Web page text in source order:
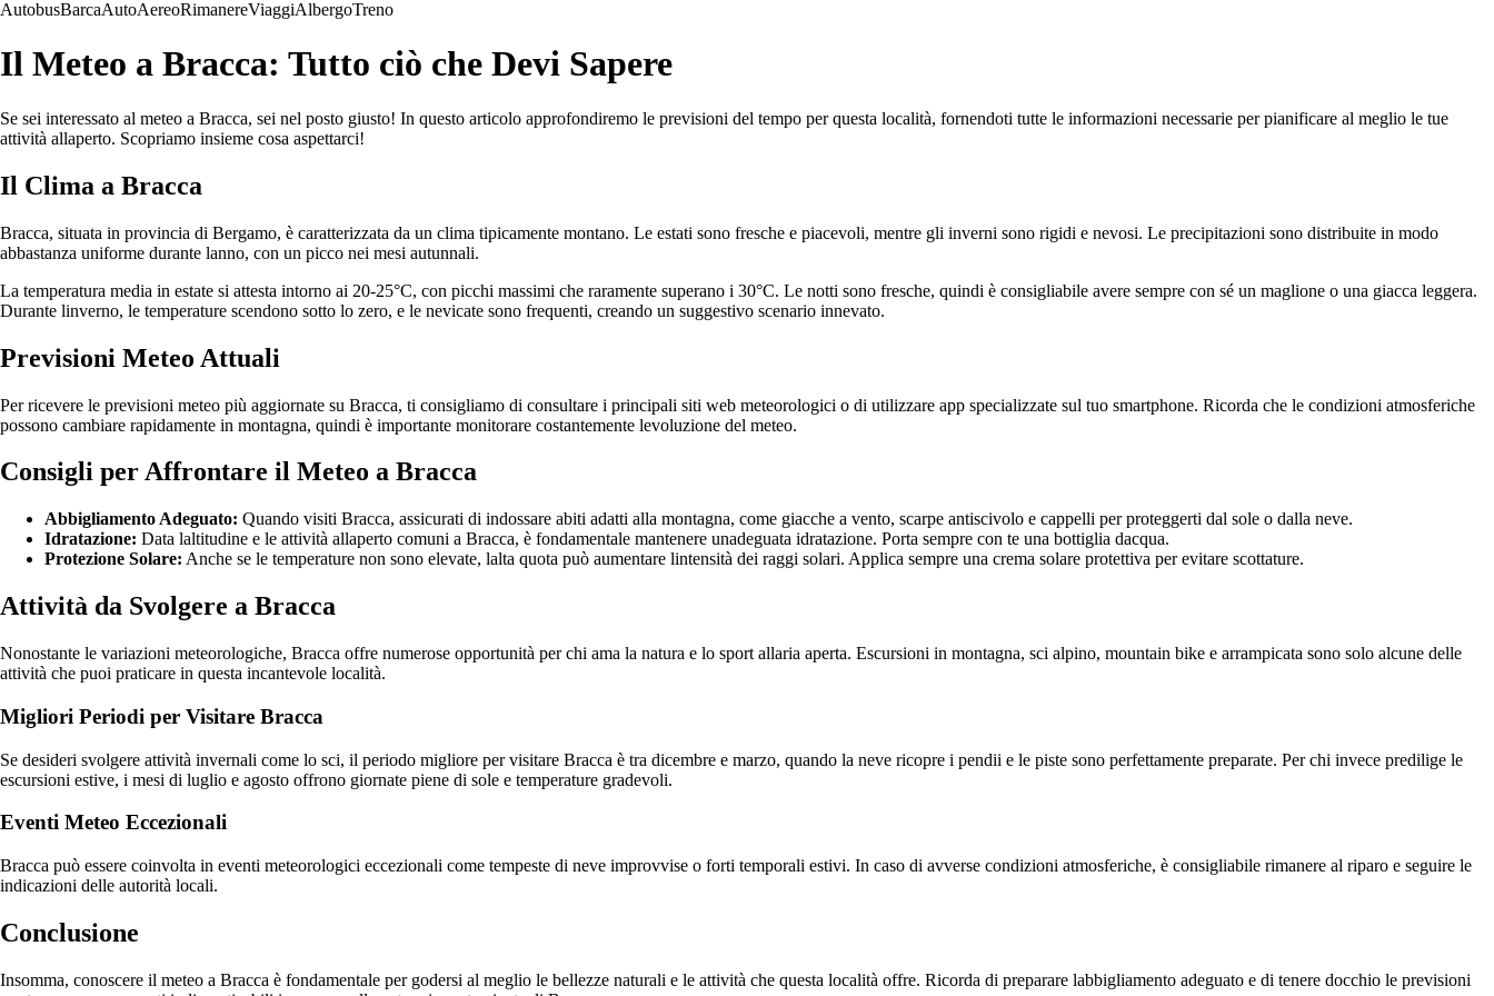
AutobusBarcaAutoAereoRimanereViaggiAlbergoTreno
Il Meteo a Bracca: Tutto ciò che Devi Sapere
Se sei interessato al meteo a Bracca, sei nel posto giusto! In questo articolo approfondiremo le previsioni del tempo per questa località, fornendoti tutte le informazioni necessarie per pianificare al meglio le tue
attività allaperto. Scopriamo insieme cosa aspettarci!
Il Clima a Bracca
Bracca, situata in provincia di Bergamo, è caratterizzata da un clima tipicamente montano. Le estati sono fresche e piacevoli, mentre gli inverni sono rigidi e nevosi. Le precipitazioni sono distribuite in modo
abbastanza uniforme durante lanno, con un picco nei mesi autunnali.
La temperatura media in estate si attesta intorno ai 20-25°C, con picchi massimi che raramente superano i 30°C. Le notti sono fresche, quindi è consigliabile avere sempre con sé un maglione o una giacca leggera.
Durante linverno, le temperature scendono sotto lo zero, e le nevicate sono frequenti, creando un suggestivo scenario innevato.
Previsioni Meteo Attuali
Per ricevere le previsioni meteo più aggiornate su Bracca, ti consigliamo di consultare i principali siti web meteorologici o di utilizzare app specializzate sul tuo smartphone. Ricorda che le condizioni atmosferiche
possono cambiare rapidamente in montagna, quindi è importante monitorare costantemente levoluzione del meteo.
Consigli per Affrontare il Meteo a Bracca
Abbigliamento Adeguato: Quando visiti Bracca, assicurati di indossare abiti adatti alla montagna, come giacche a vento, scarpe antiscivolo e cappelli per proteggerti dal sole o dalla neve.
Idratazione: Data laltitudine e le attività allaperto comuni a Bracca, è fondamentale mantenere unadeguata idratazione. Porta sempre con te una bottiglia dacqua.
Protezione Solare: Anche se le temperature non sono elevate, lalta quota può aumentare lintensità dei raggi solari. Applica sempre una crema solare protettiva per evitare scottature.
Attività da Svolgere a Bracca
Nonostante le variazioni meteorologiche, Bracca offre numerose opportunità per chi ama la natura e lo sport allaria aperta. Escursioni in montagna, sci alpino, mountain bike e arrampicata sono solo alcune delle
attività che puoi praticare in questa incantevole località.
Migliori Periodi per Visitare Bracca
Se desideri svolgere attività invernali come lo sci, il periodo migliore per visitare Bracca è tra dicembre e marzo, quando la neve ricopre i pendii e le piste sono perfettamente preparate. Per chi invece predilige le
escursioni estive, i mesi di luglio e agosto offrono giornate piene di sole e temperature gradevoli.
Eventi Meteo Eccezionali
Bracca può essere coinvolta in eventi meteorologici eccezionali come tempeste di neve improvvise o forti temporali estivi. In caso di avverse condizioni atmosferiche, è consigliabile rimanere al riparo e seguire le
indicazioni delle autorità locali.
Conclusione
Insomma, conoscere il meteo a Bracca è fondamentale per godersi al meglio le bellezze naturali e le attività che questa località offre. Ricorda di preparare labbigliamento adeguato e di tenere docchio le previsioni